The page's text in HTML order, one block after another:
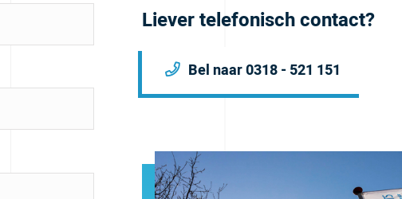
Liever telefonisch contact?
Bel naar 0318 - 521 151